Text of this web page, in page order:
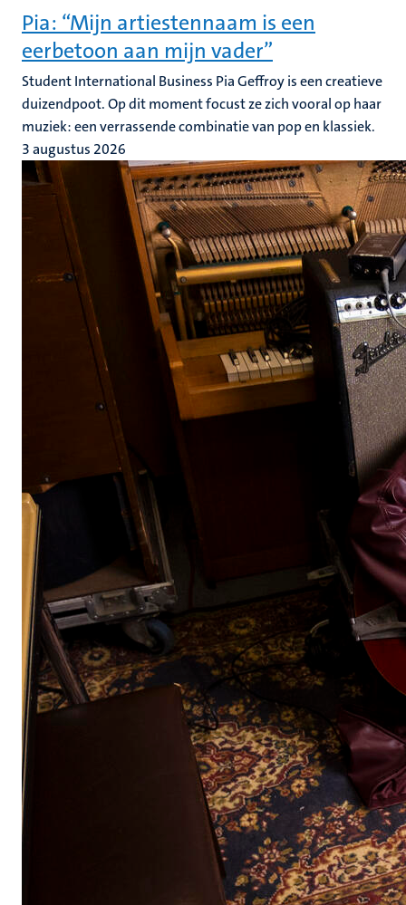
Pia: “Mijn artiestennaam is een
eerbetoon aan mijn vader”
Student International Business Pia Geffroy is een creatieve
duizendpoot. Op dit moment focust ze zich vooral op haar
muziek: een verrassende combinatie van pop en klassiek.
3 augustus 2026